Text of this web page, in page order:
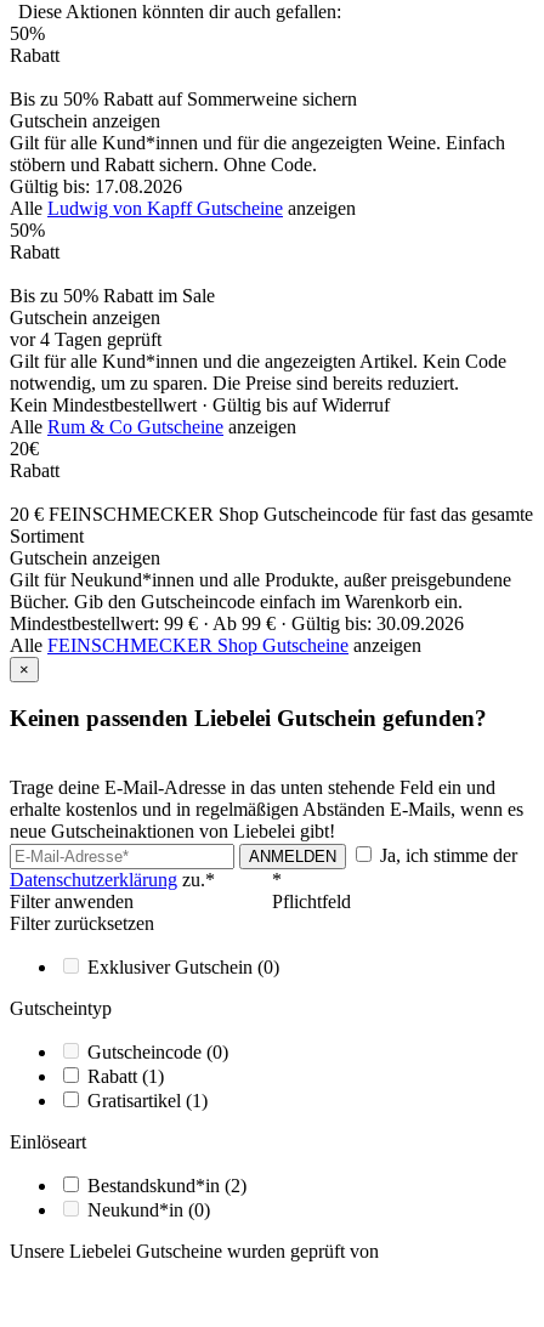
Diese Aktionen könnten dir auch gefallen:
50%
Rabatt
Bis zu 50% Rabatt auf Sommerweine sichern
Gutschein anzeigen
Gilt für alle Kund*innen und für die angezeigten Weine. Einfach
stöbern und Rabatt sichern. Ohne Code.
Gültig bis: 17.08.2026
Alle Ludwig von Kapff Gutscheine anzeigen
50%
Rabatt
Bis zu 50% Rabatt im Sale
Gutschein anzeigen
vor 4 Tagen geprüft
Gilt für alle Kund*innen und die angezeigten Artikel. Kein Code
notwendig, um zu sparen. Die Preise sind bereits reduziert.
Kein Mindestbestellwert · Gültig bis auf Widerruf
Alle Rum & Co Gutscheine anzeigen
20€
Rabatt
20 € FEINSCHMECKER Shop Gutscheincode für fast das gesamte
Sortiment
Gutschein anzeigen
Gilt für Neukund*innen und alle Produkte, außer preisgebundene
Bücher. Gib den Gutscheincode einfach im Warenkorb ein.
Mindestbestellwert: 99 € · Ab 99 € · Gültig bis: 30.09.2026
Alle FEINSCHMECKER Shop Gutscheine anzeigen
×
Keinen passenden Liebelei Gutschein gefunden?
Trage deine E-Mail-Adresse in das unten stehende Feld ein und
erhalte kostenlos und in regelmäßigen Abständen E-Mails, wenn es
neue Gutscheinaktionen von Liebelei gibt!
ANMELDEN
Ja, ich stimme der
Datenschutzerklärung zu.*
*
Pflichtfeld
Filter anwenden
Filter zurücksetzen
Exklusiver Gutschein (0)
Gutscheintyp
Gutscheincode (0)
Rabatt (1)
Gratisartikel (1)
Einlöseart
Bestandskund*in (2)
Neukund*in (0)
Unsere Liebelei Gutscheine wurden geprüft von